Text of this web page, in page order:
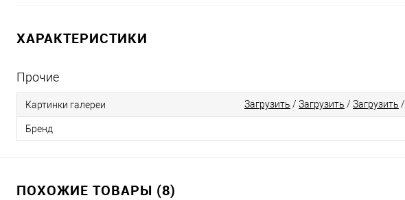
ХАРАКТЕРИСТИКИ
Прочие
Картинки галереи Загрузить / Загрузить / Загрузить /
Бренд
ПОХОЖИЕ ТОВАРЫ (8)